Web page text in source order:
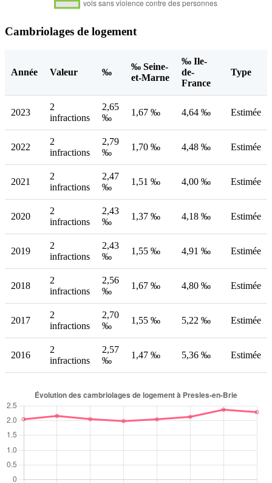
Cambriolages de logement
Année Valeur ‰
‰ Seine-
et-Marne
‰ Ile-
de-
France
Type
2023
2
infractions
2,65
‰
1,67 ‰ 4,64 ‰ Estimée
2022
2
infractions
2,79
‰
1,70 ‰ 4,48 ‰ Estimée
2021
2
infractions
2,47
‰
1,51 ‰ 4,00 ‰ Estimée
2020
2
infractions
2,43
‰
1,37 ‰ 4,18 ‰ Estimée
2019
2
infractions
2,43
‰
1,55 ‰ 4,91 ‰ Estimée
2018
2
infractions
2,56
‰
1,67 ‰ 4,80 ‰ Estimée
2017
2
infractions
2,70
‰
1,55 ‰ 5,22 ‰ Estimée
2016
2
infractions
2,57
‰
1,47 ‰ 5,36 ‰ Estimée